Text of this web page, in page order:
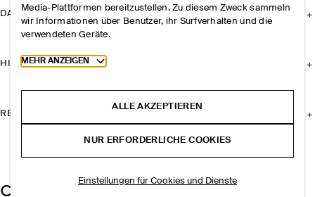
DAS UNTERNEHMEN
HILFE
RECHTLICHES
Media-Plattformen bereitzustellen. Zu diesem Zweck sammeln
wir Informationen über Benutzer, ihr Surfverhalten und die
verwendeten Geräte.
Toggle more cookie information
MEHR ANZEIGEN
ALLE AKZEPTIEREN
NUR ERFORDERLICHE COOKIES
Einstellungen für Cookies und Dienste